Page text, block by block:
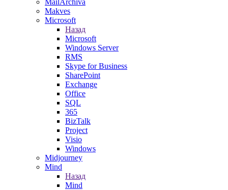
MailArchiva
Makves
Microsoft
Назад
Microsoft
Windows Server
RMS
Skype for Business
SharePoint
Exchange
Office
SQL
365
BizTalk
Project
Visio
Windows
Midjourney
Mind
Назад
Mind